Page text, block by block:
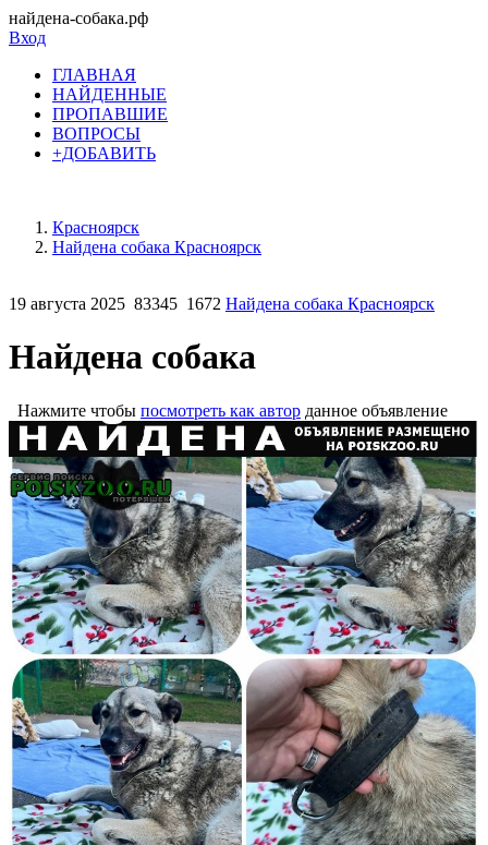
найдена-собака.рф
Вход
ГЛАВНАЯ
НАЙДЕННЫЕ
ПРОПАВШИЕ
ВОПРОСЫ
+ДОБАВИТЬ
Красноярск
Найдена собака Красноярск
19 августа 2025 83345 1672 Найдена собака Красноярск
Найдена собака
Нажмите чтобы посмотреть как автор данное объявление